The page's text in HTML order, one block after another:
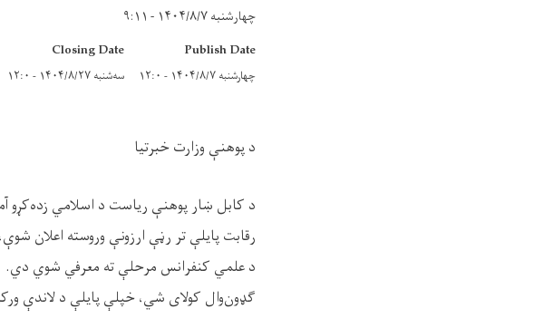
چهارشنبه ۱۴۰۴/۸/۷ - ۹:۱۱
Publish Date
چهارشنبه ۱۴۰۴/۸/۷ - ۱۲:۰
Closing Date
سه‌شنبه ۱۴۰۴/۸/۲۷ - ۱۲:۰
د پوهنې وزارت خبرتیا
رقابت پایلې تر رڼې ارزونې وروسته اعلان
د علمي کنفرانس مرحلې ته معرفي شوي دي.
ګډون‌وال کولای شي، خپلې پایلې د لاندې